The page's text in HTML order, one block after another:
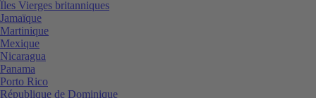
Îles Vierges britanniques
Jamaïque
Martinique
Mexique
Nicaragua
Panama
Porto Rico
République de Dominique